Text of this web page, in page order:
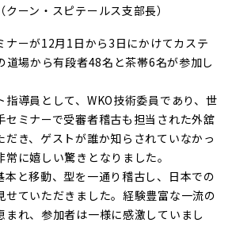
ーン・スピテールス支部長）
ナーが12月1日から3日にかけてカステ
道場から有段者48名と茶帯6名が参加し
指導員として、WKO技術委員であり、世
セミナーで受審者稽古も担当された外舘
だき、ゲストが誰か知らされていなかっ
に嬉しい驚きとなりました。
本と移動、型を一通り稽古し、日本での
せていただきました。経験豊富な一流の
まれ、参加者は一様に感激していまし